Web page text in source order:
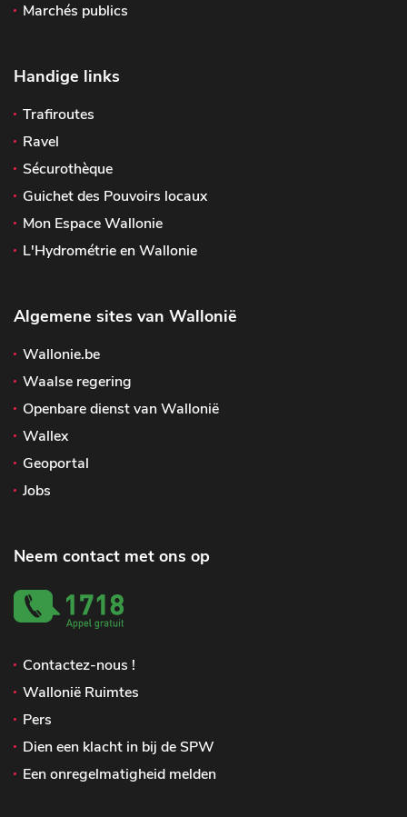
Marchés publics
Handige links
Trafiroutes
Ravel
Sécurothèque
Guichet des Pouvoirs locaux
Mon Espace Wallonie
L'Hydrométrie en Wallonie
Algemene sites van Wallonië
Wallonie.be
Waalse regering
Openbare dienst van Wallonië
Wallex
Geoportal
Jobs
Neem contact met ons op
Contactez-nous !
Wallonië Ruimtes
Pers
Dien een klacht in bij de SPW
Een onregelmatigheid melden